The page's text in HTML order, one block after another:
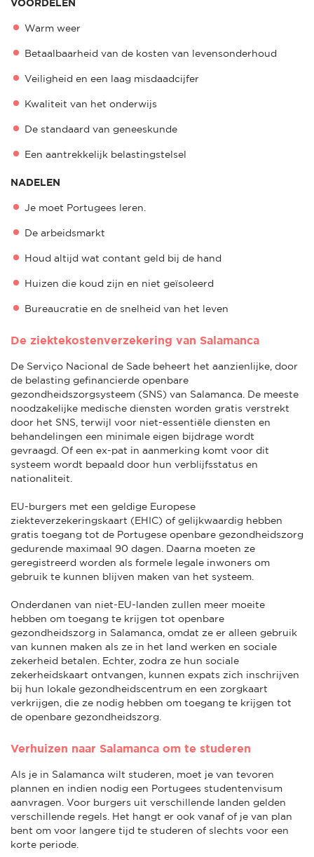
VOORDELEN
Warm weer
Betaalbaarheid van de kosten van levensonderhoud
Veiligheid en een laag misdaadcijfer
Kwaliteit van het onderwijs
De standaard van geneeskunde
Een aantrekkelijk belastingstelsel
NADELEN
Je moet Portugees leren.
De arbeidsmarkt
Houd altijd wat contant geld bij de hand
Huizen die koud zijn en niet geïsoleerd
Bureaucratie en de snelheid van het leven
De ziektekostenverzekering van Salamanca
De Serviço Nacional de Sade beheert het aanzienlijke, door
de belasting gefinancierde openbare
gezondheidszorgsysteem (SNS) van Salamanca. De meeste
noodzakelijke medische diensten worden gratis verstrekt
door het SNS, terwijl voor niet-essentiële diensten en
behandelingen een minimale eigen bijdrage wordt
gevraagd. Of een ex-pat in aanmerking komt voor dit
systeem wordt bepaald door hun verblijfsstatus en
nationaliteit.
EU-burgers met een geldige Europese
ziekteverzekeringskaart (EHIC) of gelijkwaardig hebben
gratis toegang tot de Portugese openbare gezondheidszorg
gedurende maximaal 90 dagen. Daarna moeten ze
geregistreerd worden als formele legale inwoners om
gebruik te kunnen blijven maken van het systeem.
Onderdanen van niet-EU-landen zullen meer moeite
hebben om toegang te krijgen tot openbare
gezondheidszorg in Salamanca, omdat ze er alleen gebruik
van kunnen maken als ze in het land werken en sociale
zekerheid betalen. Echter, zodra ze hun sociale
zekerheidskaart ontvangen, kunnen expats zich inschrijven
bij hun lokale gezondheidscentrum en een zorgkaart
verkrijgen, die ze nodig hebben om toegang te krijgen tot
de openbare gezondheidszorg.
Verhuizen naar Salamanca om te studeren
Als je in Salamanca wilt studeren, moet je van tevoren
plannen en indien nodig een Portugees studentenvisum
aanvragen. Voor burgers uit verschillende landen gelden
verschillende regels. Het hangt er ook vanaf of je van plan
bent om voor langere tijd te studeren of slechts voor een
korte periode.